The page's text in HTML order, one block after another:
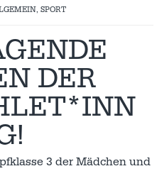
, SPORT
DER
3 der Mädchen und